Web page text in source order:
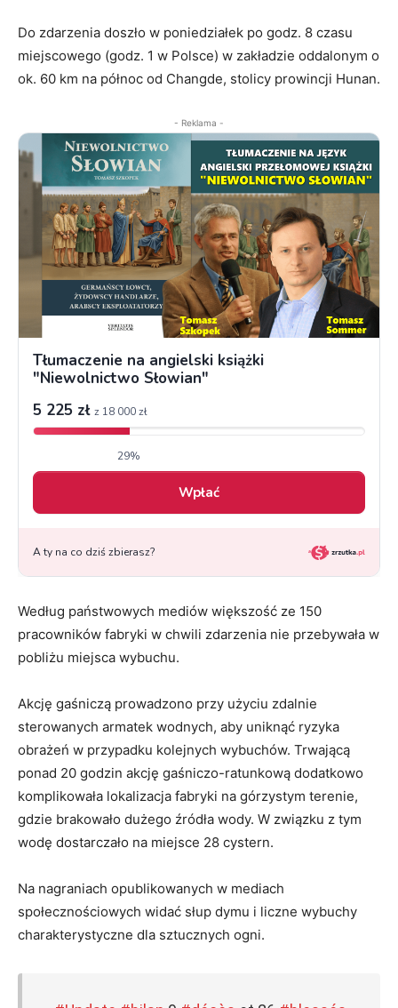
Do zdarzenia doszło w poniedziałek po godz. 8 czasu
miejscowego (godz. 1 w Polsce) w zakładzie oddalonym o
ok. 60 km na północ od Changde, stolicy prowincji Hunan.
- Reklama -
Według państwowych mediów większość ze 150
pracowników fabryki w chwili zdarzenia nie przebywała w
pobliżu miejsca wybuchu.
Akcję gaśniczą prowadzono przy użyciu zdalnie
sterowanych armatek wodnych, aby uniknąć ryzyka
obrażeń w przypadku kolejnych wybuchów. Trwającą
ponad 20 godzin akcję gaśniczo-ratunkową dodatkowo
komplikowała lokalizacja fabryki na górzystym terenie,
gdzie brakowało dużego źródła wody. W związku z tym
wodę dostarczało na miejsce 28 cystern.
Na nagraniach opublikowanych w mediach
społecznościowych widać słup dymu i liczne wybuchy
charakterystyczne dla sztucznych ogni.